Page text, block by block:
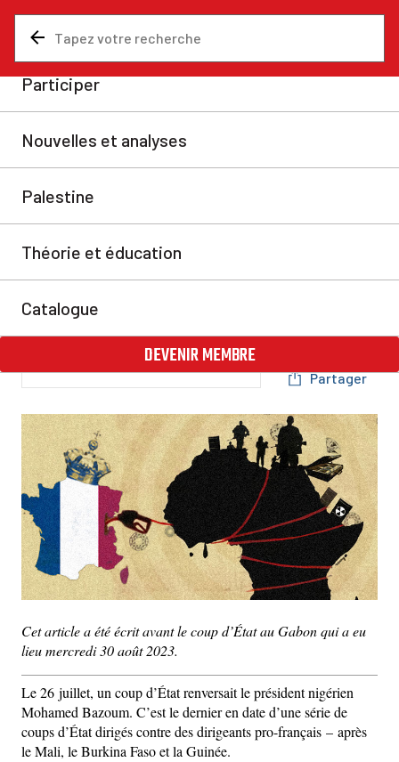
La dislocation de
l’impérialisme français en
Afrique de l’Ouest
nigérien Mohamed Bazoum. C’est le dernier en date
d’une série de coups d’État dirigés contre des
Faso et la Guinée. L’impérialisme français est en train
de perdre le contrôle de l’Afrique de l’Ouest.
mer. 6 sept. 2023
Partager
Cet article a été écrit avant le coup d’État au Gabon qui a eu
lieu mercredi 30 août 2023.
Le 26 juillet, un coup d’État renversait le président nigérien
Mohamed Bazoum. C’est le dernier en date d’une série de
coups d’État dirigés contre des dirigeants pro-français – après
le Mali, le Burkina Faso et la Guinée.